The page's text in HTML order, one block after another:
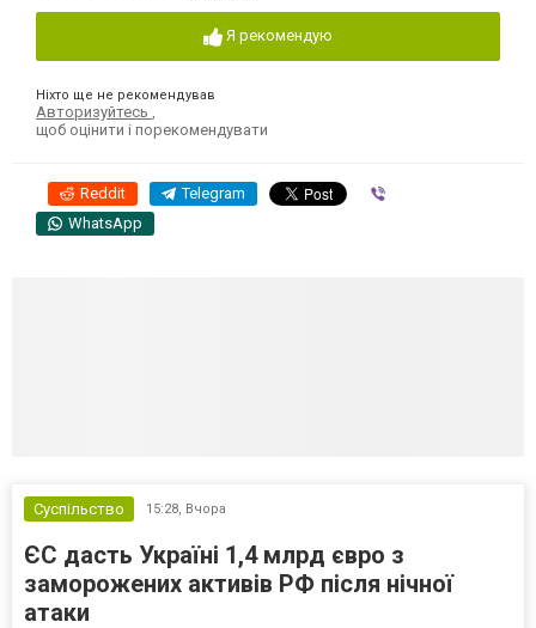
Я рекомендую
Ніхто ще не рекомендував
Авторизуйтесь
щоб оцінити і порекомендувати
Reddit Telegram
WhatsApp
Суспільство 15:28, Вчора
ЄС дасть Україні 1,4 млрд євро з
заморожених активів РФ після нічної
атаки